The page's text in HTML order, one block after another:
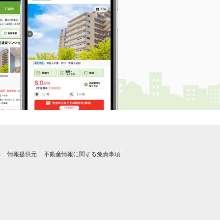
情報提供元 不動産情報に関する免責事項